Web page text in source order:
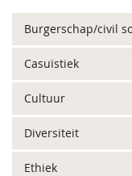
Burgerschap/civil
Casuïstiek
Cultuur
Diversiteit
Ethiek